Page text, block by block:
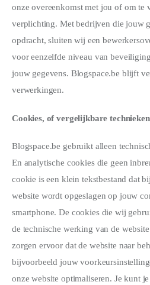
onze overeenkomst met jou of om te
verplichting. Met bedrijven die jouw
opdracht, sluiten wij een
voor eenzelfde niveau van
jouw gegevens. Blogspace.be blijft
verwerkingen.
Cookies, of vergelijkbare
Blogspace.be gebruikt alleen
En analytische cookies die geen
cookie is een klein tekstbestand dat
website wordt opgeslagen op jouw
smartphone. De cookies die wij
de technische werking van de
zorgen ervoor dat de website naar
bijvoorbeeld jouw
onze website optimaliseren. Je kunt